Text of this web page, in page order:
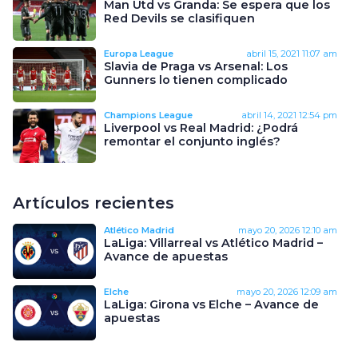
Man Utd vs Granda: Se espera que los
Red Devils se clasifiquen
Europa League abril 15, 2021 11:07 am
Slavia de Praga vs Arsenal: Los
Gunners lo tienen complicado
Champions League abril 14, 2021 12:54 pm
Liverpool vs Real Madrid: ¿Podrá
remontar el conjunto inglés?
Artículos recientes
Atlético Madrid mayo 20, 2026 12:10 am
LaLiga: Villarreal vs Atlético Madrid –
Avance de apuestas
Elche mayo 20, 2026 12:09 am
LaLiga: Girona vs Elche – Avance de
apuestas